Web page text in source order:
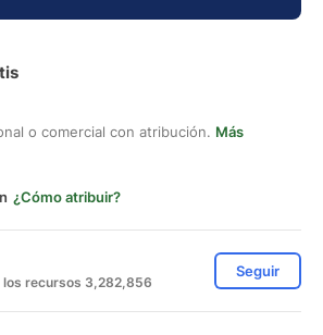
o comercial con atribución. Más
¿Cómo atribuir?
los recursos 3,282,856
Seguir